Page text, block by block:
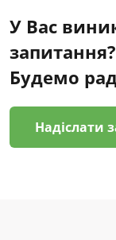
У Вас
запитання?
Будемо
Надіслати